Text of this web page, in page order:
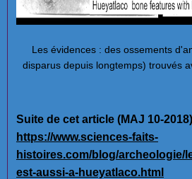
Les évidences : des ossements
disparus depuis longtemps) trouvés
Suite de cet article (MAJ 10-
https://www.sciences-faits-
histoires.com/blog/archeologie/
est-aussi-a-hueyatlaco.html